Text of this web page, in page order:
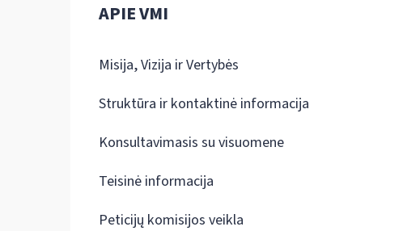
APIE VMI
Misija, Vizija ir Vertybės
Struktūra ir kontaktinė informacija
Konsultavimasis su visuomene
Teisinė informacija
Peticijų komisijos veikla